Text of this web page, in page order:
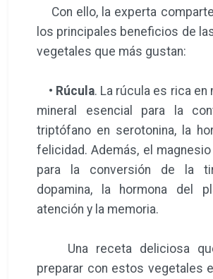
Con ello, la experta
los principales beneficios de
vegetales que más gustan:
• Rúcula. La rúcula es rica en
mineral esencial para la
triptófano en serotonina, la
felicidad. Además, el
para la conversión de la
dopamina, la hormona del
atención y la memoria.
Una receta deliciosa
preparar con estos vegetales